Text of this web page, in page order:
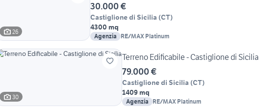
26
30.000 €
Castiglione di Sicilia (CT)
4300 mq
Agenzia RE/MAX Platinum
30
Terreno Edificabile - Castiglione di Sicilia
79.000 €
Castiglione di Sicilia (CT)
1409 mq
Agenzia RE/MAX Platinum